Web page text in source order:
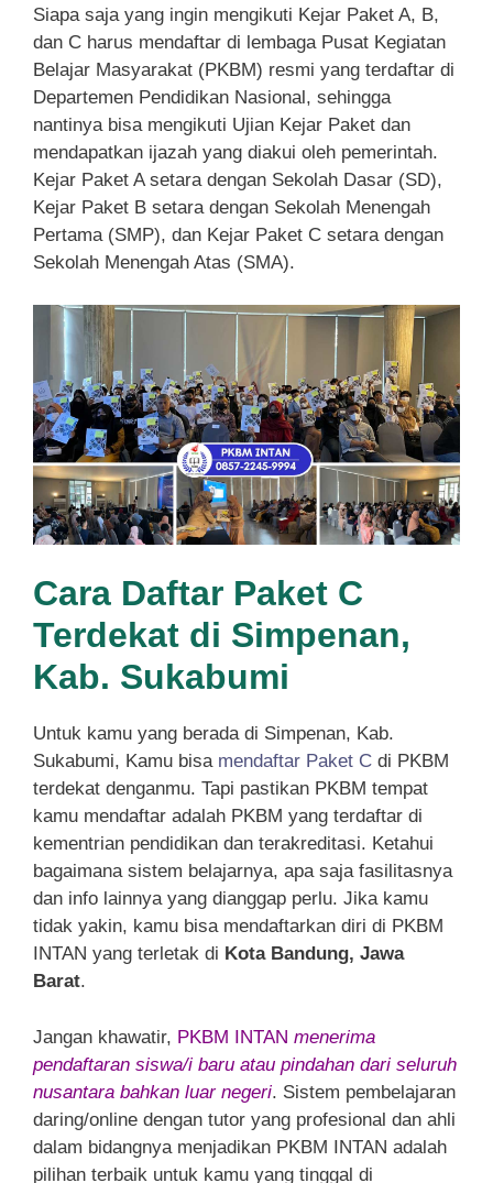
Siapa saja yang ingin mengikuti Kejar Paket A, B,
dan C harus mendaftar di lembaga Pusat Kegiatan
Belajar Masyarakat (PKBM) resmi yang terdaftar di
Departemen Pendidikan Nasional, sehingga
nantinya bisa mengikuti Ujian Kejar Paket dan
mendapatkan ijazah yang diakui oleh pemerintah.
Kejar Paket A setara dengan Sekolah Dasar (SD),
Kejar Paket B setara dengan Sekolah Menengah
Pertama (SMP), dan Kejar Paket C setara dengan
Sekolah Menengah Atas (SMA).
Cara Daftar Paket C
Terdekat di Simpenan,
Kab. Sukabumi
Untuk kamu yang berada di Simpenan, Kab.
Sukabumi, Kamu bisa mendaftar Paket C di PKBM
terdekat denganmu. Tapi pastikan PKBM tempat
kamu mendaftar adalah PKBM yang terdaftar di
kementrian pendidikan dan terakreditasi. Ketahui
bagaimana sistem belajarnya, apa saja fasilitasnya
dan info lainnya yang dianggap perlu. Jika kamu
tidak yakin, kamu bisa mendaftarkan diri di PKBM
INTAN yang terletak di Kota Bandung, Jawa
Barat.
Jangan khawatir, PKBM INTAN menerima
pendaftaran siswa/i baru atau pindahan dari seluruh
nusantara bahkan luar negeri. Sistem pembelajaran
daring/online dengan tutor yang profesional dan ahli
dalam bidangnya menjadikan PKBM INTAN adalah
pilihan terbaik untuk kamu yang tinggal di